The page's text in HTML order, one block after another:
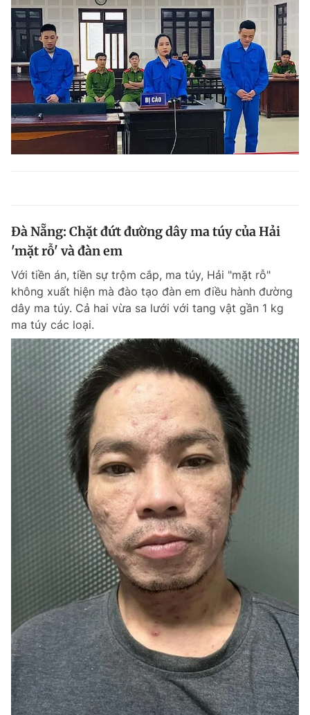
Đà Nẵng: Chặt đứt đường dây ma túy của Hải
'mặt rỗ' và đàn em
Với tiền án, tiền sự trộm cắp, ma túy, Hải "mặt rỗ"
không xuất hiện mà đào tạo đàn em điều hành đường
dây ma túy. Cả hai vừa sa lưới với tang vật gần 1 kg
ma túy các loại.